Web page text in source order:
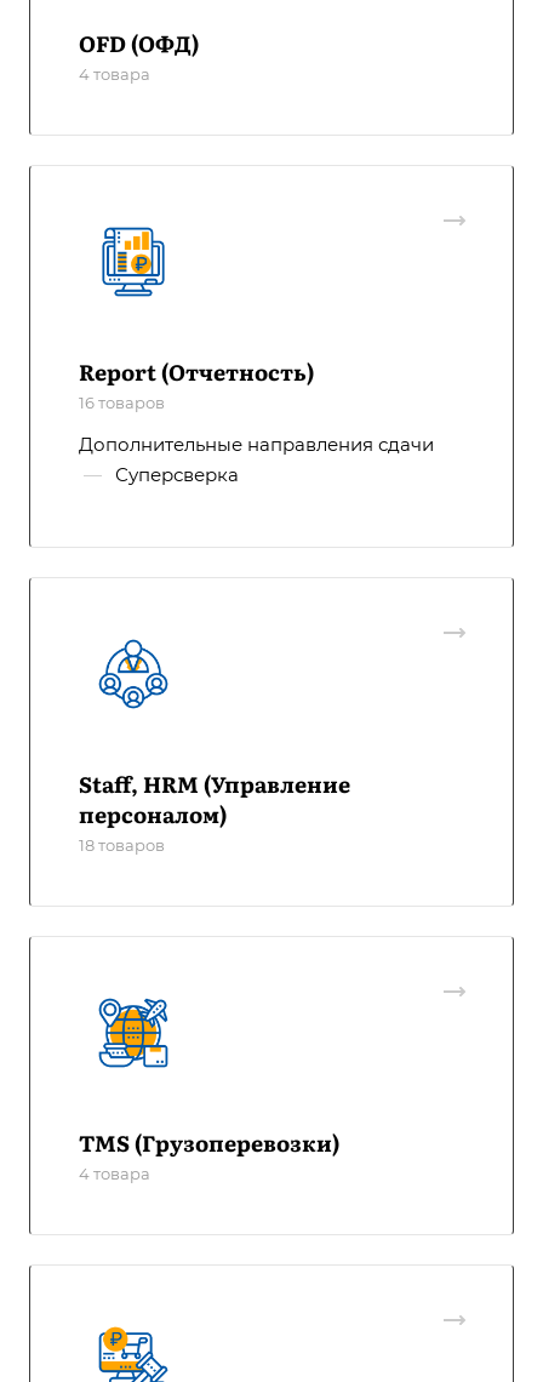
OFD (ОФД)
4 товара
Report (Отчетность)
16 товаров
Дополнительные направления сдачи
— Суперсверка
Staff, HRM (Управление
персоналом)
18 товаров
TMS (Грузоперевозки)
4 товара